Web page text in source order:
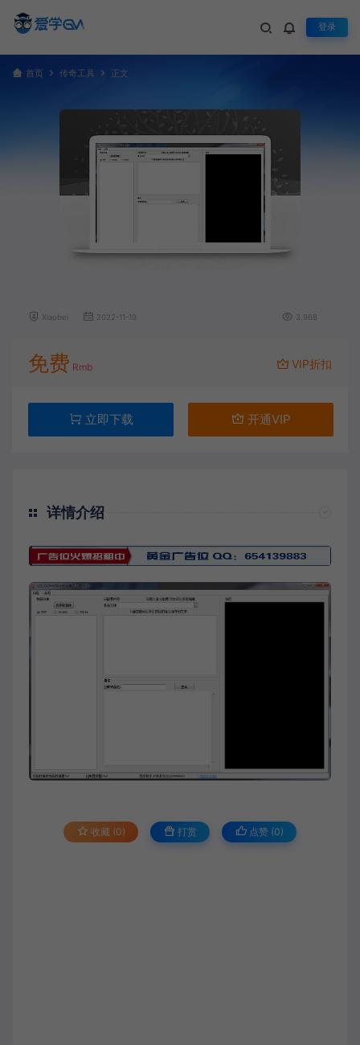
登录
首页 传奇工具 正文
Xiaobei 2022-11-19 3,968
免费 Rmb VIP折扣
立即下载 开通VIP
详情介绍
收藏 (0) 打赏 点赞 (0)